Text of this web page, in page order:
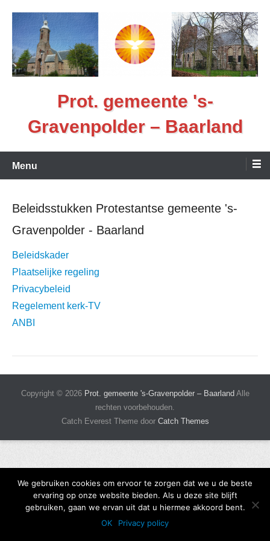
naar
inhoud
Prot. gemeente 's-
Gravenpolder – Baarland
Menu
Beleidsstukken Protestantse gemeente 's-
Gravenpolder - Baarland
Beleidskader
Plaatselijke regeling
Privacybeleid
Regelement kerk-TV
ANBI
Copyright © 2026 Prot. gemeente 's-Gravenpolder – Baarland Alle
rechten voorbehouden.
Catch Everest Theme door Catch Themes
We gebruiken cookies om ervoor te zorgen dat we u de beste
ervaring op onze website bieden. Als u deze site blijft
gebruiken, gaan we ervan uit dat u hiermee akkoord bent.
OK
Privacy policy